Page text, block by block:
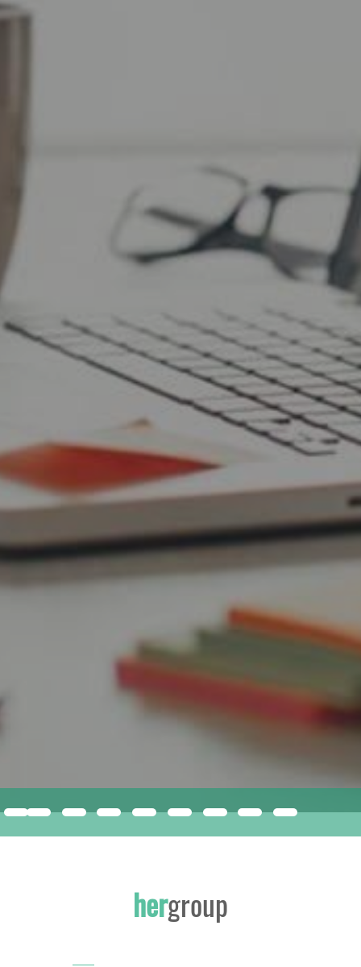
ISMERJE MEG A JÖVŐ ÉPÍTŐANYAGÁT!
INNOVATÍV, SOKOLDALÚ EPS KIZÁRÓLAG A HERGROUP-NÁL
hergroup